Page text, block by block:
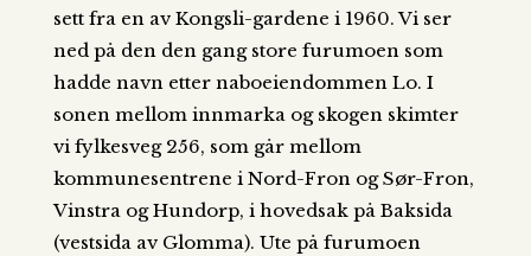
sett fra en av Kongsli-gardene i 1960. Vi ser
ned på den den gang store furumoen som
hadde navn etter naboeiendommen Lo. I
sonen mellom innmarka og skogen skimter
vi fylkesveg 256, som går mellom
kommunesentrene i Nord-Fron og Sør-Fron,
Vinstra og Hundorp, i hovedsak på Baksida
(vestsida av Glomma). Ute på furumoen